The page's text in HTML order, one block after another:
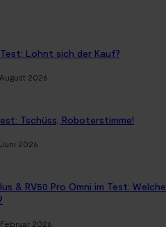
Lohnt sich der Kauf?
2026
Tschüss, Roboterstimme!
Juni 2026
& RV50 Pro Omni im Test:
Februar 2026